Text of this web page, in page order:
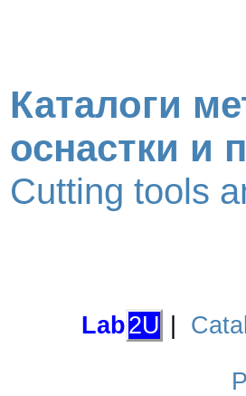
Каталоги
оснастки и
Cutting tools
Lab2U